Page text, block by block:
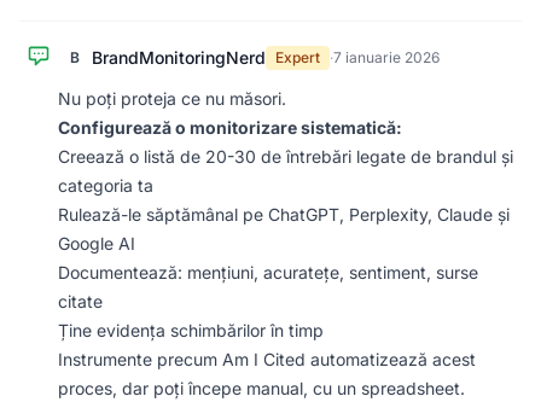
B BrandMonitoringNerd Expert ·7 ianuarie 2026
Nu poți proteja ce nu măsori.
Configurează o monitorizare sistematică:
Creează o listă de 20-30 de întrebări legate de brandul și
categoria ta
Rulează-le săptămânal pe ChatGPT, Perplexity, Claude și
Google AI
Documentează: mențiuni, acuratețe, sentiment, surse
citate
Ține evidența schimbărilor în timp
Instrumente precum Am I Cited automatizează acest
proces, dar poți începe manual, cu un spreadsheet.